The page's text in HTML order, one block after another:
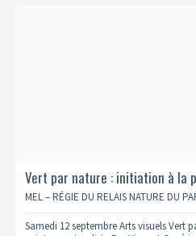
Vert par nature : initiation à la
MEL – RÉGIE DU RELAIS NATURE DU
Samedi 12 septembre Arts visuels Vert